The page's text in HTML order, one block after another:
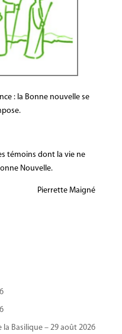
: la Bonne nouvelle se
témoins dont la vie ne
Nouvelle.
Pierrette Maigné
Basilique – 29 août 2026